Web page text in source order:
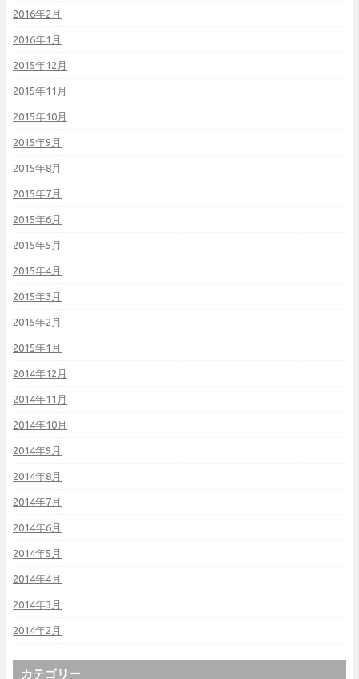
2016年2月
2016年1月
2015年12月
2015年11月
2015年10月
2015年9月
2015年8月
2015年7月
2015年6月
2015年5月
2015年4月
2015年3月
2015年2月
2015年1月
2014年12月
2014年11月
2014年10月
2014年9月
2014年8月
2014年7月
2014年6月
2014年5月
2014年4月
2014年3月
2014年2月
カテゴリー